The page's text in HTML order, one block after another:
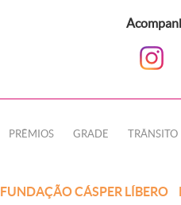
PRÊMIOS GRADE TRÂNSITO
FUNDAÇÃO CÁSPER LÍBERO